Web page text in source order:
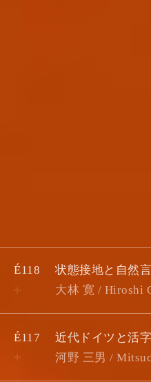
É118 状態接地と自然
大林 寛 / Hiroshi
É117 近代ドイツと活字
河野 三男 /